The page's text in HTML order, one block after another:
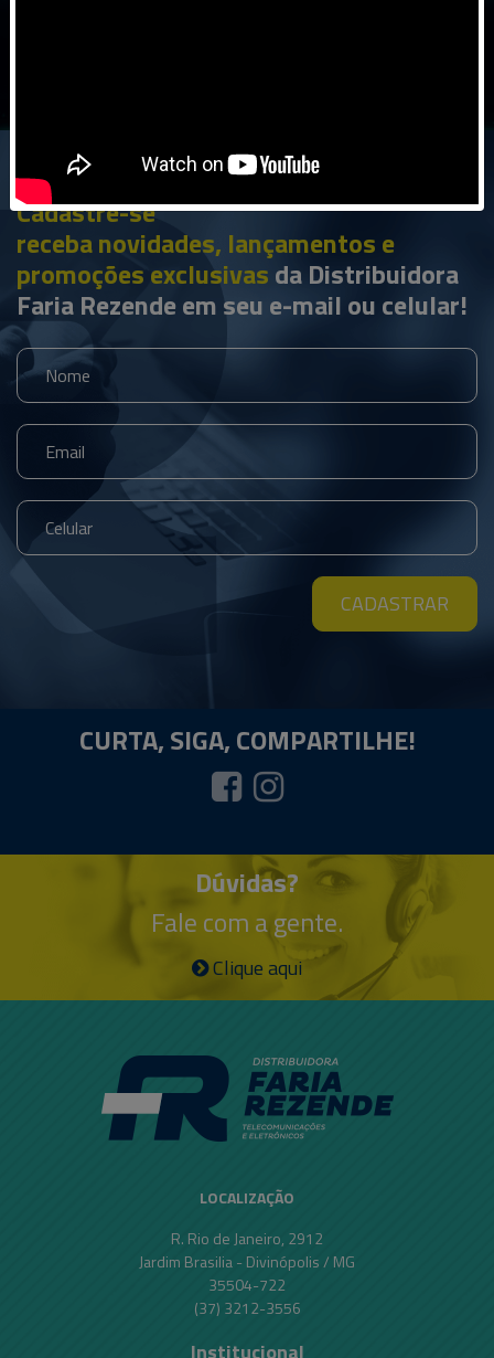
Cadastre-se
receba novidades, lançamentos e
promoções exclusivasda Distribuidora
Faria Rezende em seue-mail ou celular!
CADASTRAR
CURTA, SIGA,COMPARTILHE!
Dúvidas?
Fale com a gente.
Clique aqui
LOCALIZAÇÃO
R. Rio de Janeiro, 2912
Jardim Brasilia - Divinópolis / MG
35504-722
(37) 3212-3556
Institucional